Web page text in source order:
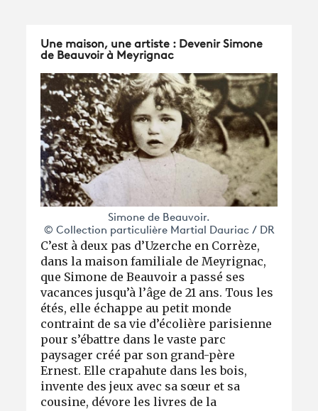
Une maison, une artiste : Devenir Simone
de Beauvoir à Meyrignac
Simone de Beauvoir.
© Collection particulière Martial Dauriac / DR
C’est à deux pas d’Uzerche en Corrèze,
dans la maison familiale de Meyrignac,
que Simone de Beauvoir a passé ses
vacances jusqu’à l’âge de 21 ans. Tous les
étés, elle échappe au petit monde
contraint de sa vie d’écolière parisienne
pour s’ébattre dans le vaste parc
paysager créé par son grand-père
Ernest. Elle crapahute dans les bois,
invente des jeux avec sa sœur et sa
cousine, dévore les livres de la